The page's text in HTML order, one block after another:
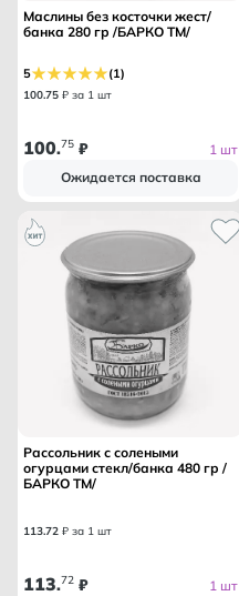
Маслины без косточки жест/
банка 280 гр /БАРКО ТМ/
5 (1)
100.75 ₽ за 1 шт
100.75 ₽
1 шт
Ожидается поставка
Рассольник с солеными
огурцами стекл/банка 480 гр /
БАРКО ТМ/
113.72 ₽ за 1 шт
113.72 ₽
1 шт